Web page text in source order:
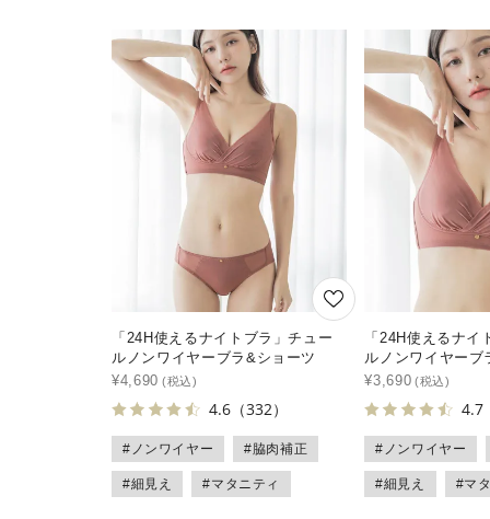
「24H使えるナイトブラ」チュー
ルノンワイヤーブラ&ショーツ
¥4,690
4.6 （332）
#ノンワイヤー #脇肉補正
#細見え #マタニティ
「24H使えるナイ
ルノンワイヤーブ
¥3,690
4.7
#ノンワイヤー
#細見え #マ